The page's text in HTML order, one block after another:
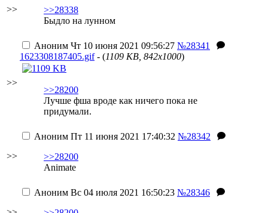
>>
>>28338
Быдло на лунном
>>
Аноним Чт 10 июня 2021 09:56:27 №28341
1623308187405.gif- (1109 KB, 842x1000)
>>28200
Лучше фша вроде как ничего пока не
придумали.
>>
Аноним Пт 11 июня 2021 17:40:32 №28342
>>28200
Animate
Аноним Вс 04 июля 2021 16:50:23 №28346